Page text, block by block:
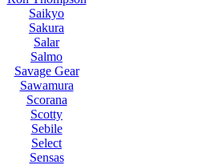
Saikyo
Sakura
Salar
Salmo
Savage Gear
Sawamura
Scorana
Scotty
Sebile
Select
Sensas